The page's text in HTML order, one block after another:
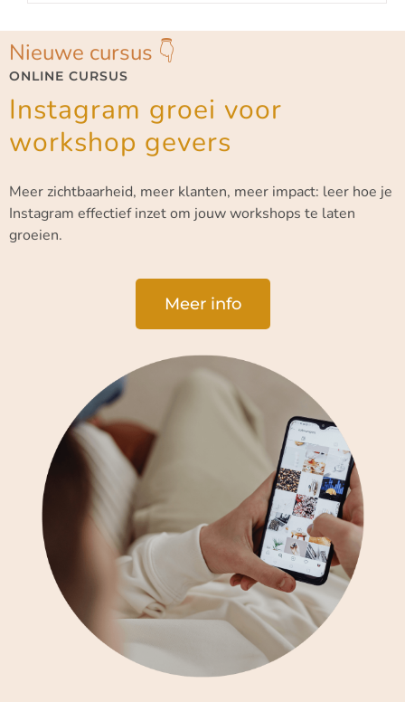
Nieuwe cursus 👇
ONLINE CURSUS
Instagram groei voor
workshop gevers
Meer zichtbaarheid, meer klanten, meer impact: leer hoe je
Instagram effectief inzet om jouw workshops te laten
groeien.
Meer info